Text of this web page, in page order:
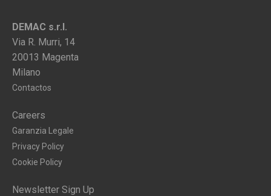
DEMAC s.r.l.
Via R. Murri, 14
20013 Magenta
Milano
Contactos
Careers
Garanzia Legale
Privacy Policy
Cookie Policy
Newsletter Sign Up